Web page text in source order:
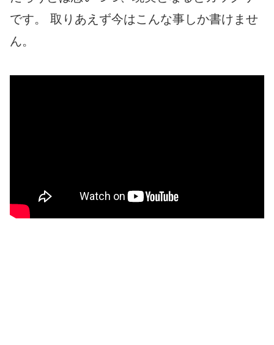
です。 取りあえず今はこんな事しか書けませ
ん。